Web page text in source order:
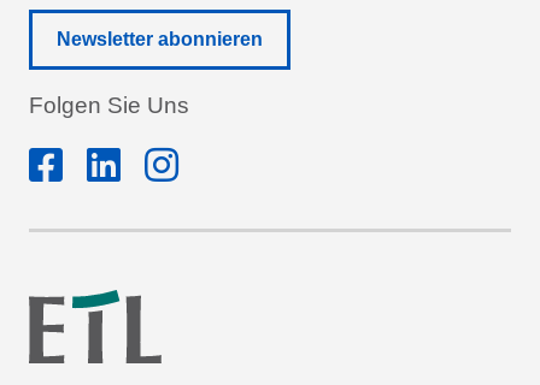
Newsletter abonnieren
Folgen Sie Uns